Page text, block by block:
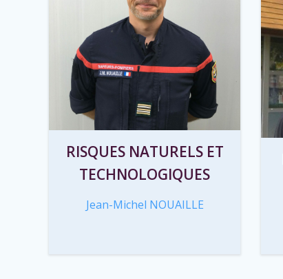
RISQUES NATURELS ET
TECHNOLOGIQUES
Jean-Michel NOUAILLE